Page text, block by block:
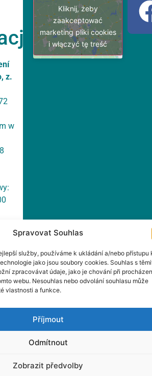
Spravovat Souhlas
služby, používáme k ukládání a/nebo přístupu
jako jsou soubory cookies. Souhlas s
zpracovávat údaje, jako je chování při
webu. Nesouhlas nebo odvolání souhlasu může
vlastnosti a funkce.
Příjmout
Odmítnout
Zobrazit předvolby
z.
w
1a,
Kliknij, żeby
zaakceptować
marketing pliki cookies
i włączyć tę treść